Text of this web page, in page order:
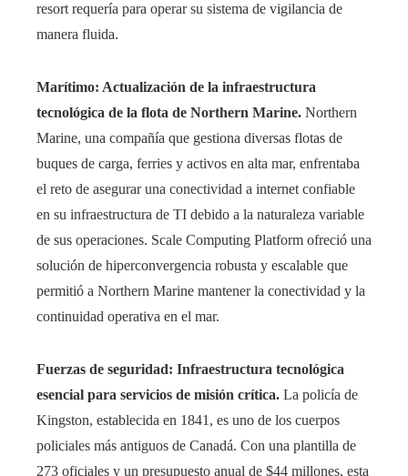
resort requería para operar su sistema de vigilancia de
manera fluida.
Marítimo: Actualización de la infraestructura
tecnológica de la flota de Northern Marine. Northern
Marine, una compañía que gestiona diversas flotas de
buques de carga, ferries y activos en alta mar, enfrentaba
el reto de asegurar una conectividad a internet confiable
en su infraestructura de TI debido a la naturaleza variable
de sus operaciones. Scale Computing Platform ofreció una
solución de hiperconvergencia robusta y escalable que
permitió a Northern Marine mantener la conectividad y la
continuidad operativa en el mar.
Fuerzas de seguridad: Infraestructura tecnológica
esencial para servicios de misión crítica. La policía de
Kingston, establecida en 1841, es uno de los cuerpos
policiales más antiguos de Canadá. Con una plantilla de
273 oficiales y un presupuesto anual de $44 millones, esta